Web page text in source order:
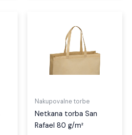
Nakupovalne torbe
Netkana torba San
Rafael 80 g/m²